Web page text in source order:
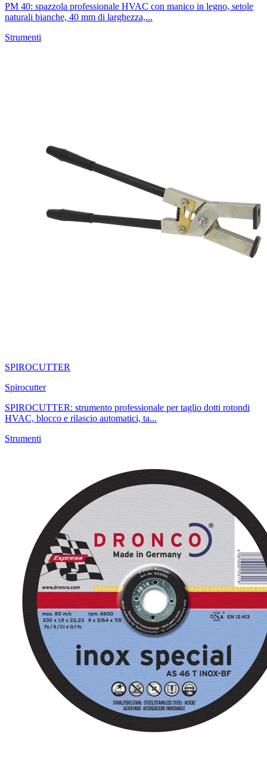
PM 40: spazzola professionale HVAC con manico in legno, setole
naturali bianche, 40 mm di larghezza,...
Strumenti
SPIROCUTTER
Spirocutter
SPIROCUTTER: strumento professionale per taglio dotti rotondi
HVAC, blocco e rilascio automatici, ta...
Strumenti